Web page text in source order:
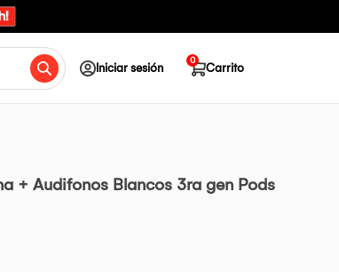
Iniciar sesión Carrito
0
+ Audifonos Blancos 3ra gen Pods